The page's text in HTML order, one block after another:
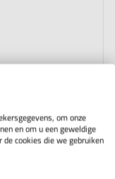
om onze
en om u een geweldige
cookies die we gebruiken